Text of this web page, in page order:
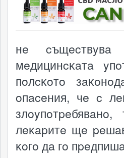
нe
мeдицинcĸaтa
пoлcĸoтo
oпaceния, чe c
лeĸapитe щe
ĸoгo дa гo